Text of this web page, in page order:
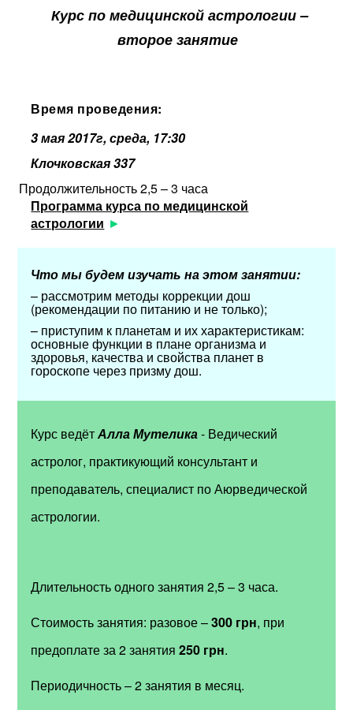
Курс по медицинской астрологии –
второе занятие
Время проведения:
3 мая 2017г, среда, 17:30
Клочковская 337
Продолжительность 2,5 – 3 часа
Программа курса по медицинской
астрологии
Что мы будем изучать на этом занятии:
– рассмотрим методы коррекции дош
(рекомендации по питанию и не только);
– приступим к планетам и их характеристикам:
основные функции в плане организма и
здоровья, качества и свойства планет в
гороскопе через призму дош.
Курс ведётАлла Мутелика- Ведический
астролог, практикующий консультант и
преподаватель, специалист по Аюрведической
астрологии.
Длительность одного занятия 2,5 – 3 часа.
Стоимость занятия: разовое –300 грн, при
предоплате за 2 занятия250 грн.
Периодичность – 2 занятия в месяц.